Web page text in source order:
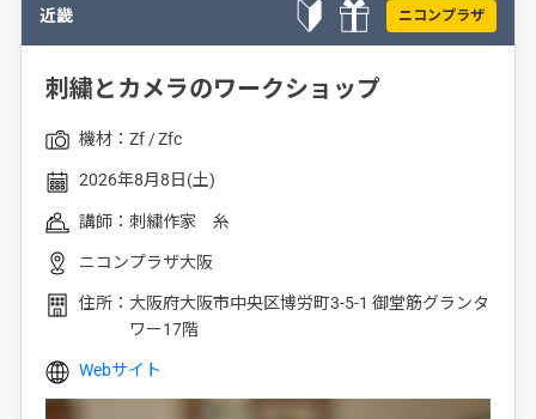
近畿 ニコンプラザ
刺繍とカメラのワークショップ
機材： Zf Zfc
2026年8月8日(土)
講師： 刺繍作家 糸
ニコンプラザ大阪
住所： 大阪府大阪市中央区博労町3-5-1 御堂筋グランタ
ワー17階
Webサイト